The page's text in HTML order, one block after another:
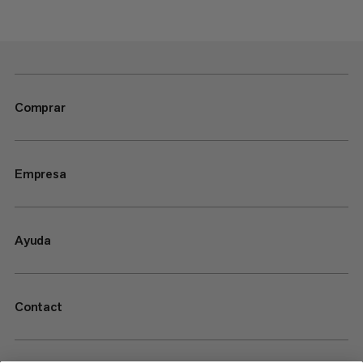
Comprar
Empresa
Ayuda
Contact